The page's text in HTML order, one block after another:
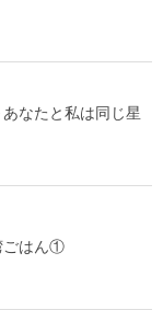
あなたと私は同じ星
ごはん①